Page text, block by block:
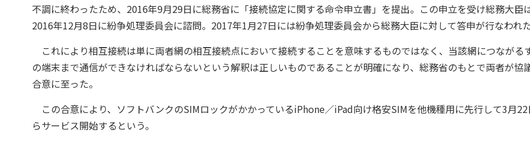
不調に終わったため、2016年9月29日に総務省に「接続協定に関する命令申立書」を提出。この申立を受け総務大臣
2016年12月8日に紛争処理委員会に諮問。2017年1月27日には紛争処理委員会から総務大臣に対して答申が行なわれ
これにより相互接続は単に両者網の相互接続点において接続することを意味するものではなく、当該網につながる
の端末まで通信ができなければならないという解釈は正しいものであることが明確になり、総務省のもとで両者が協
合意に至った。
この合意により、ソフトバンクのSIMロックがかかっているiPhone／iPad向け格安SIMを他機種用に先行して3月
らサービス開始するという。